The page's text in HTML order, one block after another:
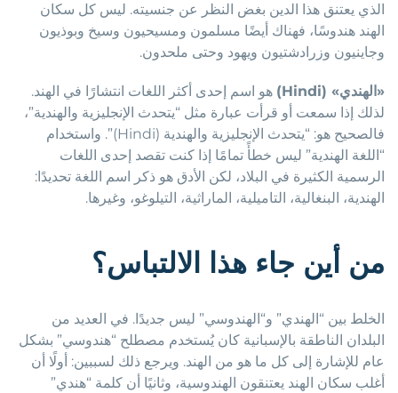
الذي يعتنق هذا الدين بغض النظر عن جنسيته. ليس كل سكان
الهند هندوسًا، فهناك أيضًا مسلمون ومسيحيون وسيخ وبوذيون
وجاينيون وزرادشتيون ويهود وحتى ملحدون.
«الهندي» ( Hindi
)هو اسم إحدى أكثر اللغات انتشارًا في الهند.
لذلك إذا سمعت أو قرأت عبارة مثل “يتحدث الإنجليزية والهندية”،
فالصحيح هو: “يتحدث الإنجليزية والهندية (Hindi)”. واستخدام
“اللغة الهندية” ليس خطأً تمامًا إذا كنت تقصد إحدى اللغات
الرسمية الكثيرة في البلاد، لكن الأدق هو ذكر اسم اللغة تحديدًا:
الهندية، البنغالية، التاميلية، الماراثية، التيلوغو، وغيرها.
من أين جاء هذا الالتباس؟
الخلط بين “الهندي” و“الهندوسي” ليس جديدًا. في العديد من
البلدان الناطقة بالإسبانية كان يُستخدم مصطلح “هندوسي” بشكل
عام للإشارة إلى كل ما هو من الهند. ويرجع ذلك لسببين: أولًا أن
أغلب سكان الهند يعتنقون الهندوسية، وثانيًا أن كلمة “هندي”